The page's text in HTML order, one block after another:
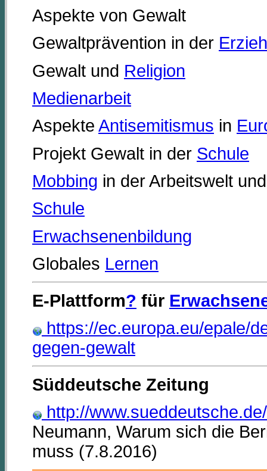
Aspekte von Gewalt
Gewaltprävention in der
Gewalt und Religion
Medienarbeit
Aspekte Antisemitismus in
Projekt Gewalt in der Schule
Mobbing in der Arbeitswelt
Schule
Erwachsenenbildung
Globales Lernen
E-Plattform? für
https://ec.europa.eu/epale/
gegen-gewalt
Süddeutsche Zeitung
http://
Neumann, Warum sich die
muss (7.8.2016)